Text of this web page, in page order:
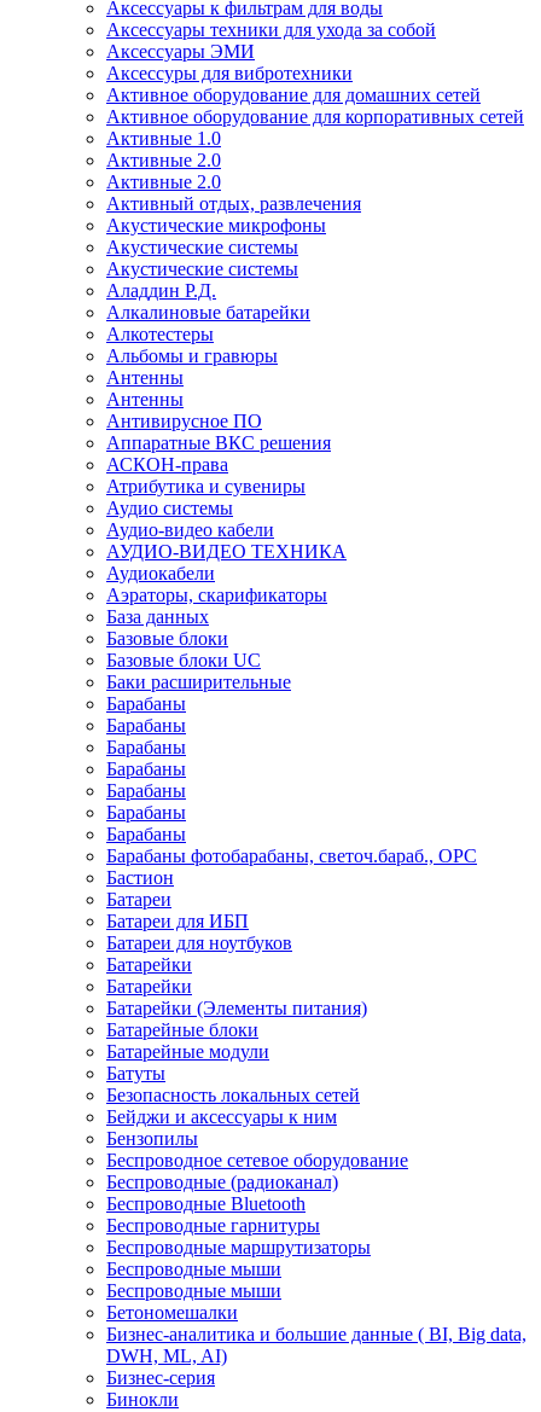
Аксессуары к фильтрам для воды
Аксессуары техники для ухода за собой
Аксессуары ЭМИ
Аксессуры для вибротехники
Активное оборудование для домашних сетей
Активное оборудование для корпоративных сетей
Активные 1.0
Активные 2.0
Активные 2.0
Активный отдых, развлечения
Акустические микрофоны
Акустические системы
Акустические системы
Аладдин Р.Д.
Алкалиновые батарейки
Алкотестеры
Альбомы и гравюры
Антенны
Антенны
Антивирусное ПО
Аппаратные ВКС решения
АСКОН-права
Атрибутика и сувениры
Аудио системы
Аудио-видео кабели
АУДИО-ВИДЕО ТЕХНИКА
Аудиокабели
Аэраторы, скарификаторы
База данных
Базовые блоки
Базовые блоки UC
Баки расширительные
Барабаны
Барабаны
Барабаны
Барабаны
Барабаны
Барабаны
Барабаны
Барабаны фотобарабаны, светоч.бараб., OPC
Бастион
Батареи
Батареи для ИБП
Батареи для ноутбуков
Батарейки
Батарейки
Батарейки (Элементы питания)
Батарейные блоки
Батарейные модули
Батуты
Безопасность локальных сетей
Бейджи и аксесcуары к ним
Бензопилы
Беспроводное сетевое оборудование
Беспроводные (радиоканал)
Беспроводные Bluetooth
Беспроводные гарнитуры
Беспроводные маршрутизаторы
Беспроводные мыши
Беспроводные мыши
Бетономешалки
Бизнес-аналитика и большие данные ( BI, Big data,
DWH, ML, AI)
Бизнес-серия
Бинокли